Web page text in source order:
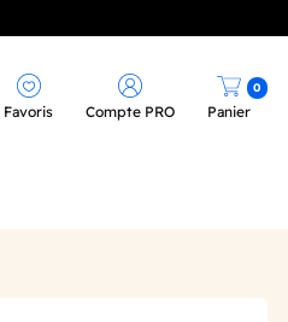
Favoris Compte PRO Panier
0